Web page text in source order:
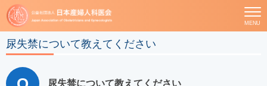
MENU
尿失禁について教えてください
尿失禁について教えてください